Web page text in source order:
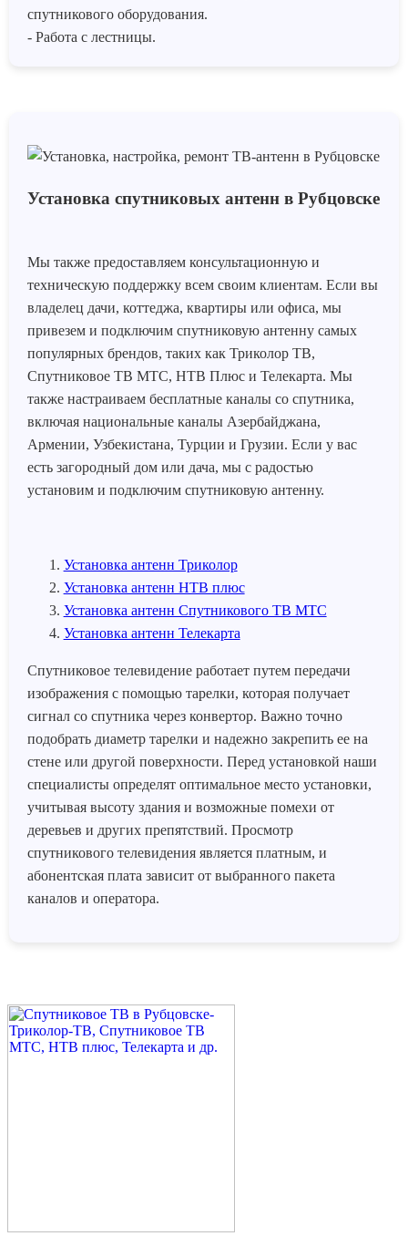
спутникового оборудования.
- Работа с лестницы.
Установка спутниковых антенн в Рубцовске
Мы также предоставляем консультационную и
техническую поддержку всем своим клиентам. Если вы
владелец дачи, коттеджа, квартиры или офиса, мы
привезем и подключим спутниковую антенну самых
популярных брендов, таких как Триколор ТВ,
Спутниковое ТВ МТС, НТВ Плюс и Телекарта. Мы
также настраиваем бесплатные каналы со спутника,
включая национальные каналы Азербайджана,
Армении, Узбекистана, Турции и Грузии. Если у вас
есть загородный дом или дача, мы с радостью
установим и подключим спутниковую антенну.
Установка антенн Триколор
Установка антенн НТВ плюс
Установка антенн Спутникового ТВ МТС
Установка антенн Телекарта
Спутниковое телевидение работает путем передачи
изображения с помощью тарелки, которая получает
сигнал со спутника через конвертор. Важно точно
подобрать диаметр тарелки и надежно закрепить ее на
стене или другой поверхности. Перед установкой наши
специалисты определят оптимальное место установки,
учитывая высоту здания и возможные помехи от
деревьев и других препятствий. Просмотр
спутникового телевидения является платным, и
абонентская плата зависит от выбранного пакета
каналов и оператора.